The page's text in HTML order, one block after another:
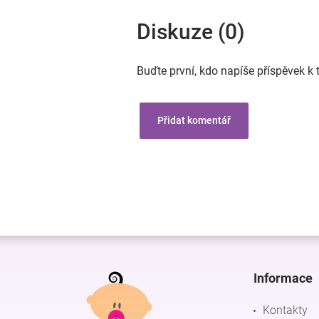
Diskuze (0)
Buďte první, kdo napíše příspěvek k
Přidat komentář
Z
Informace
Kontakty